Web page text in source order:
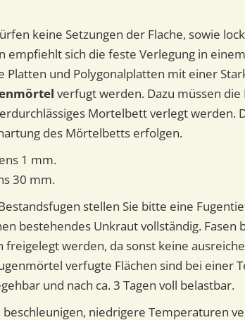
keine Setzungen der Flache, sowie
empfiehlt sich die feste Verlegung in
Platten und Polygonalplatten mit einer
verfugt werden. Dazu müssen
Mortelbett verlegt werden.
des Mörtelbetts erfolgen.
1 mm.
30 mm.
stellen Sie bitte eine
bestehendes Unkraut vollständig. Fasen
freigelegt werden, da sonst keine
verfugte Flächen sind bei einer
und nach ca. 3 Tagen voll belastbar.
niedrigere Temperaturen